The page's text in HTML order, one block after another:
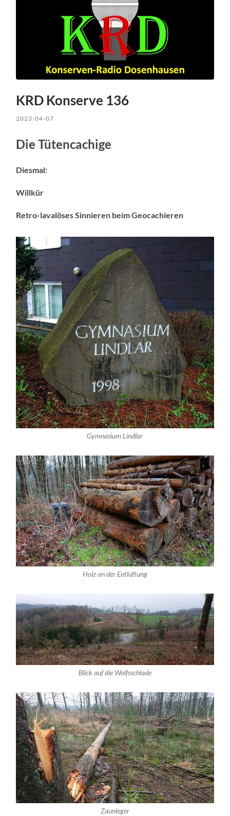
KRD Konserve 136
2023-04-07
Die Tütencachige
Diesmal:
Willkür
Retro-lavalöses Sinnieren beim Geocachieren
Gymnasium Lindlar
Holz an der Entlüftung
Blick auf die Wolfsschlade
Zaunleger